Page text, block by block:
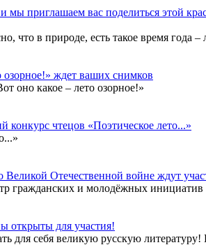
приглашаем вас поделиться этой
что в природе, есть такое время года –
ждет ваших снимков
оно какое – лето озорное!»
конкурс чтецов «Поэтическое лето...»
Отечественной войне ждут
гражданских и молодёжных инициатив
открыты для участия!
для себя великую русскую литературу!